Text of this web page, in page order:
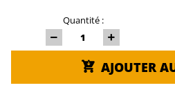
Quantité :
AJOUTER